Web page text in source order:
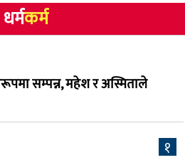
४
NCSC को अध्यक्षमा घनेन्द्र
न्यौपाने बिजयी
नेप्लिज सोसाइटि अफ
धर्मकर्म
सम्पन्न, महेश र अस्मिताले
१